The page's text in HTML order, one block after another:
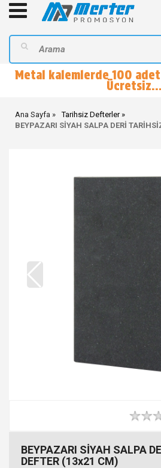
Metal kalemlerde 100 adet
Ücretsiz...
Ana Sayfa
Tarihsiz Defterler
BEYPAZARI SİYAH SALPA DERİ
BEYPAZARI SİYAH SALPA
DEFTER (13x21 CM)